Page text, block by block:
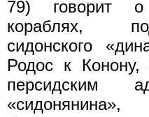
79) говорит
кораблях,
сидонского
Родос к Конону,
персидским